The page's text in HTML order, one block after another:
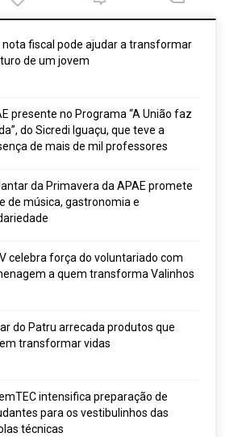
nota fiscal pode ajudar a transformar
de um jovem
presente no Programa “A União faz
do Sicredi Iguaçu, que teve a
de mais de mil professores
da Primavera da APAE promete
de música, gastronomia e
celebra força do voluntariado com
a quem transforma Valinhos
do Patru arrecada produtos que
transformar vidas
intensifica preparação de
para os vestibulinhos das
técnicas